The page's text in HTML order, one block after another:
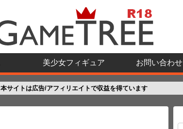
美少女フィギュア お問い合わせ
本サイトは広告/アフィリエイトで収益を得ています